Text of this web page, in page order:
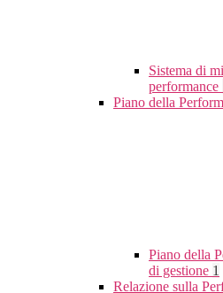
Sistema di
performance
Piano della
Piano della
di gestione 1
Relazione sulla